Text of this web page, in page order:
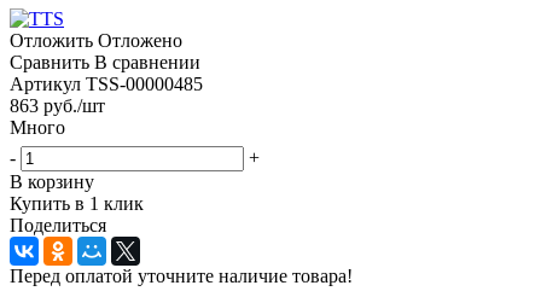
Отложить Отложено
Сравнить В сравнении
Артикул TSS-00000485
863 руб./шт
Много
-
+
В корзину
Купить в 1 клик
Поделиться
Перед оплатой уточните наличие товара!